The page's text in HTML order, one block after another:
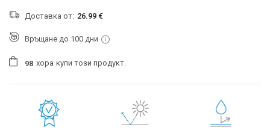
Доставка от: 26.99 €
Връщане до 100 дни
98 хора купи този продукт.